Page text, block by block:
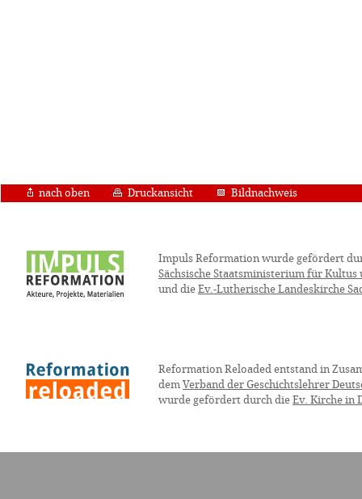
nach oben Druckansicht Bildnachweis
Impuls Reformation wurde gefördert
Sächsische Staatsministerium für Kultus
und die Ev.-Lutherische Landeskirche
Reformation Reloaded entstand in
dem Verband der Geschichtslehrer
wurde gefördert durch die Ev. Kirche in